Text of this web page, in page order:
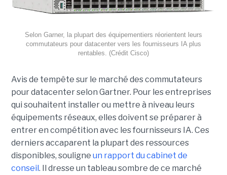
Selon Garner, la plupart des équipementiers réorientent leurs
commutateurs pour datacenter vers les fournisseurs IA plus
rentables. (Crédit Cisco)
Avis de tempête sur le marché des commutateurs
pour datacenter selon Gartner. Pour les entreprises
qui souhaitent installer ou mettre à niveau leurs
équipements réseaux, elles doivent se préparer à
entrer en compétition avec les fournisseurs IA. Ces
derniers accaparent la plupart des ressources
disponibles, souligne un rapport du cabinet de
conseil. Il dresse un tableau sombre de ce marché